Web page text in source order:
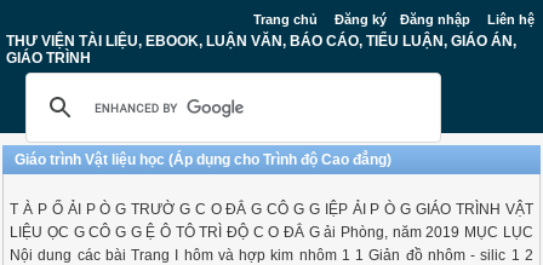
Trang chủ Đăng ký Đăng nhập Liên hệ
THƯ VIỆN TÀI LIỆU, EBOOK, LUẬN VĂN, BÁO CÁO, TIỂU LUẬN, GIÁO ÁN,
GIÁO TRÌNH
Giáo trình Vật liệu học (Áp dụng cho Trình độ Cao đẳng)
T À P Ố ẢI P Ò G TRƯỜ G C O ĐẲ G CÔ G G IỆP ẢI P Ò G GIÁO TRÌNH VẬT
LIỆU ỌC G CÔ G G Ệ Ô TÔ TRÌ ĐỘ C O ĐẲ G ải Phòng, năm 2019 MỤC LỤC
Nội dung các bài Trang I hôm và hợp kim nhôm 1 1 Giản đồ nhôm - silic 1 2